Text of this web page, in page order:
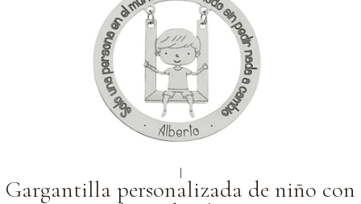
|
Gargantilla personalizada de niño con